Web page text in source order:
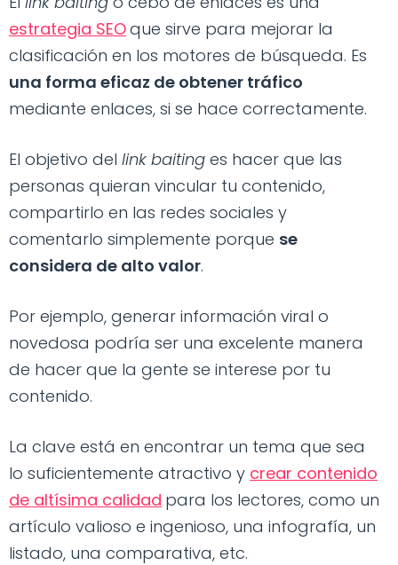
estrategia SEOque sirve para mejorar la
clasificación en los motores de búsqueda. Es
una forma eficaz de obtener tráfico
mediante enlaces, si se hace correctamente.
El objetivo del link baiting es hacer que las
personas quieran vincular tu contenido,
compartirlo en las redes sociales y
comentarlo simplemente porque se
considera de alto valor.
Por ejemplo, generar información viral o
novedosa podría ser una excelente manera
de hacer que la gente se interese por tu
contenido.
La clave está en encontrar un tema que sea
lo suficientemente atractivo y crear contenido
de altísima calidad para los lectores, como un
artículo valioso e ingenioso, una infografía, un
listado, una comparativa, etc.